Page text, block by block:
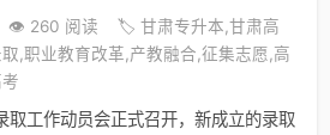
👁️ 260 阅读
🏷️ 甘肃专升本,甘肃高
,职业教育改革,产教融合,征集志愿,高
取工作动员会正式召开，新成立的录取